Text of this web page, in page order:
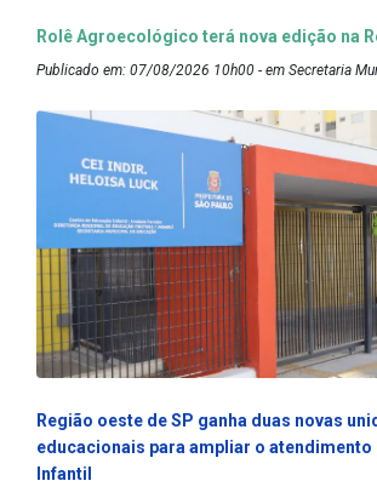
Rolê Agroecológico terá nova edição na
Publicado em: 07/08/2026 10h00 - em Secretaria
Região oeste de SP ganha duas novas
educacionais para ampliar o atendimento
Infantil